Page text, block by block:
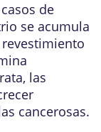
de
se acumula
las
cancerosas.